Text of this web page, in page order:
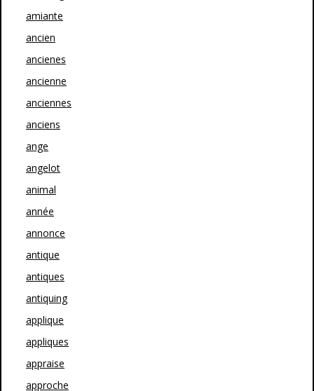
amiante
ancien
ancienes
ancienne
anciennes
anciens
ange
angelot
animal
année
annonce
antique
antiques
antiquing
applique
appliques
appraise
approche